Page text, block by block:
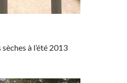
à l’été 2013